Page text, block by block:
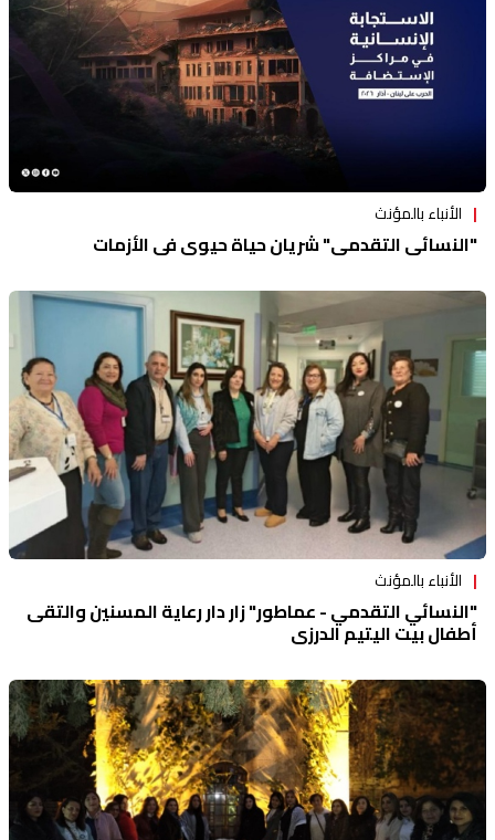
الأنباء بالمؤنث
"النسائي التقدمي" شريان حياة حيوي في الأزمات
الأنباء بالمؤنث
"النسائي التقدمي - عماطور" زار دار رعاية المسنين والتقى
أطفال بيت اليتيم الدرزي